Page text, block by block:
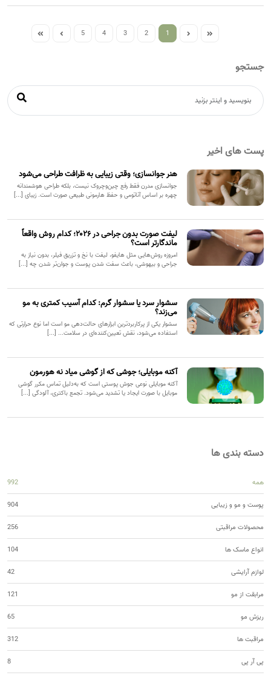
1
2
3
4
5
جستجو
پست های اخیر
هنر جوانسازی؛ وقتی زیبایی به ظرافت طراحی می‌شود
جوانسازی مدرن فقط رفع چین‌وچروک نیست، بلکه طراحی هوشمندانه
چهره بر اساس آناتومی و حفظ هارمونی طبیعی صورت است. زیبای [...]
لیفت صورت بدون جراحی در ۲۰۲۶؛ کدام روش واقعاً
ماندگارتر است؟
امروزه روش‌هایی مثل هایفو، لیفت با نخ و تزریق فیلر، بدون نیاز به
جراحی و بیهوشی، باعث سفت شدن پوست و جوان‌تر شدن چه [...]
سشوار سرد یا سشوار گرم: کدام آسیب کمتری به مو
می‌زند؟
سشوار یکی از پرکاربردترین ابزارهای حالت‌دهی مو است اما نوع حرارتی که
استفاده می‌شود، نقش تعیین‌کننده‌ای در سلامت... [...]
آکنه موبایلی؛ جوشی که از گوشی میاد نه هورمون
آکنه موبایلی نوعی جوش پوستی است که به‌دلیل تماس مکرر گوشی
موبایل با صورت ایجاد یا تشدید می‌شود. تجمع باکتری، آلودگی [...]
دسته بندی ها
همه 992
پوست و مو و زیبایی 904
محصولات مراقبتی 256
انواع ماسک ها 104
لوازم آرایشی 42
مرابقت از مو 121
ریزش مو 65
مراقبت ها 312
پی آر پی 8